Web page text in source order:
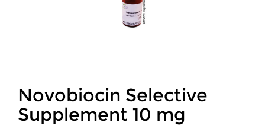
Novobiocin Selective
Supplement 10 mg